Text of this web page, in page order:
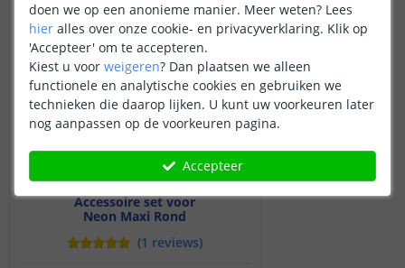
Accessoire set voor
Neon Maxi Rond
(1 reviews)
doen we op een anonieme manier. Meer weten? Lees
hier alles over onze cookie- en privacyverklaring. Klik op
'Accepteer' om te accepteren.
Kiest u voor weigeren? Dan plaatsen we alleen
functionele en analytische cookies en gebruiken we
technieken die daarop lijken. U kunt uw voorkeuren later
nog aanpassen op de voorkeuren pagina.
Accepteer